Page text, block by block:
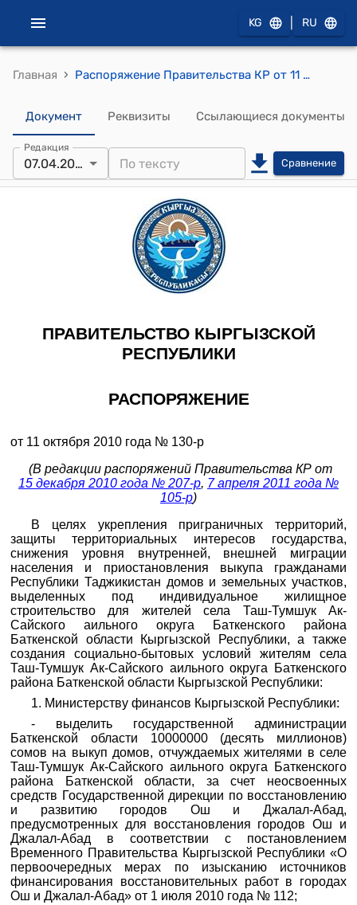
KG RU
Главная › Распоряжение Правительства КР от 11 октября 2010 года № 130-р (О выделении денежных средств)
Документ Реквизиты Ссылающиеся документы
Редакция
07.04.2011 Сравнение